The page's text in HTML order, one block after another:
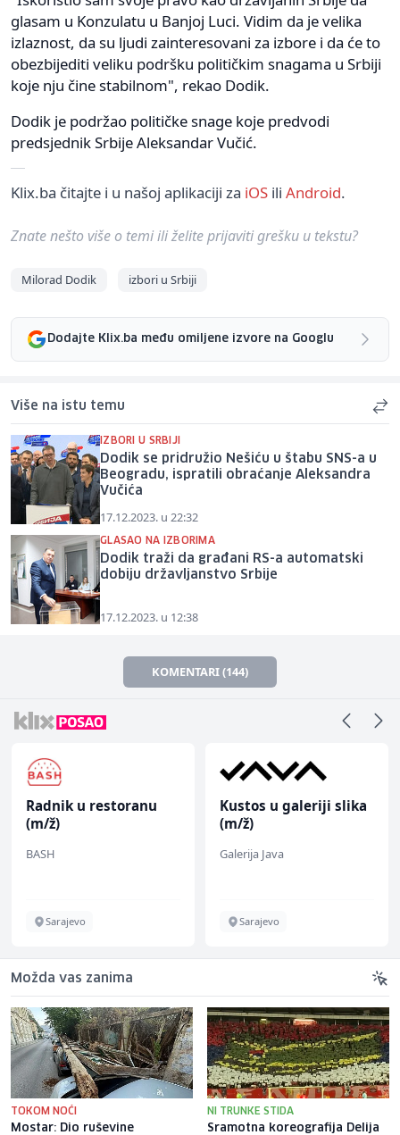
glasam u Konzulatu u Banjoj Luci. Vidim da je velika
izlaznost, da su ljudi zainteresovani za izbore i da će to
obezbijediti veliku podršku političkim snagama u Srbiji
koje nju čine stabilnom", rekao Dodik.
Dodik je podržao političke snage koje predvodi
predsjednik Srbije Aleksandar Vučić.
Klix.ba čitajte i u našoj aplikaciji za iOS ili Android.
Znate nešto više o temi ili želite prijaviti grešku u tekstu?
Milorad Dodik izbori u Srbiji
Dodajte Klix.ba među omiljene izvore na Googlu
Više na istu temu
IZBORI U SRBIJI
Dodik se pridružio Nešiću u štabu SNS-a u
Beogradu, ispratili obraćanje Aleksandra
Vučića
17.12.2023. u 22:32
GLASAO NA IZBORIMA
Dodik traži da građani RS-a automatski
dobiju državljanstvo Srbije
17.12.2023. u 12:38
KOMENTARI (144)
Radnik u restoranu
(m/ž)
BASH
Sarajevo
Kustos u galeriji slika
(m/ž)
Galerija Java
Sarajevo
Možda vas zanima
TOKOM NOĆI
Mostar: Dio ruševine
NI TRUNKE STIDA
Sramotna koreografija Delija